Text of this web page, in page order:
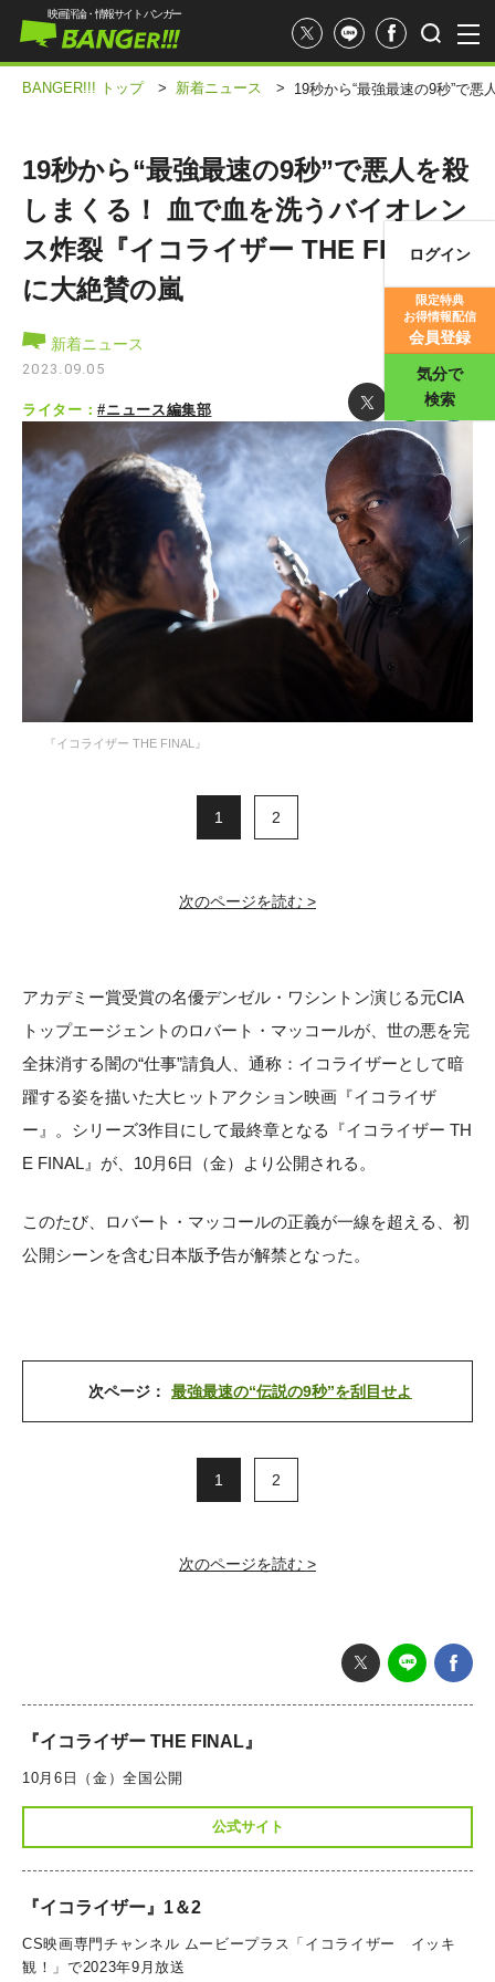
映画評論・情報サイト バンガー
ログイン
限定特典
お得情報配信
会員登録
気分で
検索
BANGER!!! トップ > 新着ニュース > 19秒から“最強最速の9秒”で
19秒から“最強最速の9秒”で悪人を殺
しまくる！ 血で血を洗うバイオレン
ス炸裂『イコライザー THE FINAL』
に大絶賛の嵐
新着ニュース
2023.09.05
ライター：#ニュース編集部
『イコライザー THE FINAL』
1 2
次のページを読む >
アカデミー賞受賞の名優デンゼル・ワシントン演じる元CIA
トップエージェントのロバート・マッコールが、世の悪を完
全抹消する闇の“仕事”請負人、通称：イコライザーとして暗
躍する姿を描いた大ヒットアクション映画『イコライザ
ー』。シリーズ3作目にして最終章となる『イコライザー TH
E FINAL』が、10月6日（金）より公開される。
このたび、ロバート・マッコールの正義が一線を超える、初
公開シーンを含む日本版予告が解禁となった。
次ページ： 最強最速の“伝説の9秒”を刮目せよ
1 2
次のページを読む >
『イコライザー THE FINAL』
10月6日（金）全国公開
公式サイト
『イコライザー』1＆2
CS映画専門チャンネル ムービープラス「イコライザー イッキ
観！」で2023年9月放送